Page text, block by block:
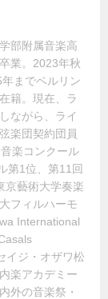
部附属音楽高
業。2023年秋
までベルリン
籍。現在、ラ
ながら、ライ
楽団契約団員
楽コンクール
第1位、第11回
京藝術大学奏楽
フィルハーモ
International
イジ・オザワ松
楽アカデミー
外の音楽祭・